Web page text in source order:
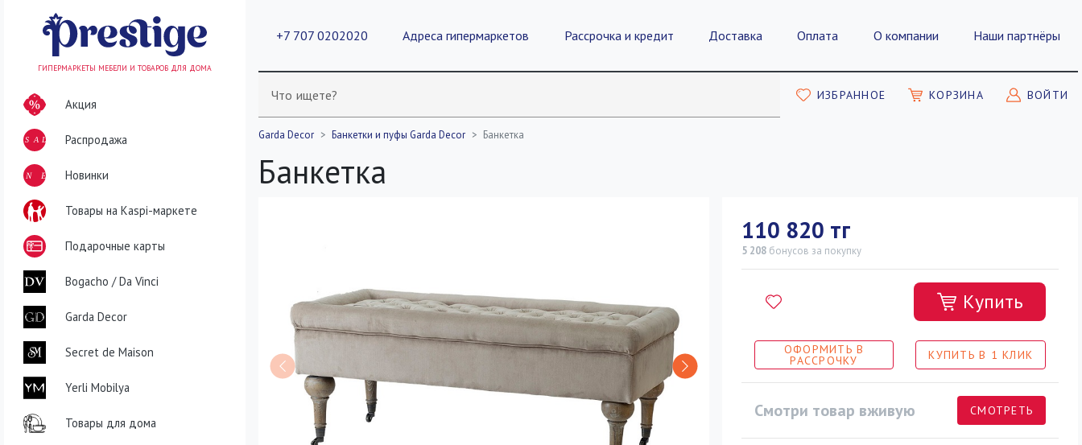
+7 707 0202020 Адреса гипермаркетов Рассрочка и кредит Доставка Оплата О компании Наши партнёры
Что ищете? ИЗБРАННОЕ КОРЗИНА ВОЙТИ
ГИПЕРМАРКЕТЫ МЕБЕЛИ И ТОВАРОВ ДЛЯ ДОМА
Акция
SALE Распродажа
NEWНовинки
Товары на Kaspi-маркете
Подарочные карты
Bogacho / Da Vinci
Garda Decor
Secret de Maison
Yerli Mobilya
Товары для дома
Garda Decor Банкетки и пуфы Garda Decor Банкетка
Банкетка
110 820 тг
5 208 бонусов за покупку
Купить
ОФОРМИТЬ В
РАССРОЧКУ КУПИТЬ В 1 КЛИК
Смотри товар вживую СМОТРЕТЬ